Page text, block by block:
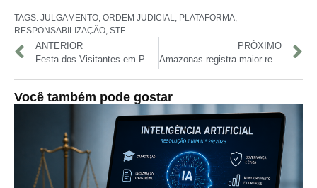
TAGS: JULGAMENTO ORDEM JUDICIAL PLATAFORMA
RESPONSABILIZAÇÃO STF
ANTERIOR
Festa dos Visitantes em Parintins libera entrada mediante doação de alimentos
PRÓXIMO
Amazonas registra maior redução de casos de malária em mais de uma década
Você também pode gostar